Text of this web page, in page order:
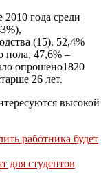
года среди
(15). 52,4%
пола, 47,6% –
опрошено1820
26 лет.
высокой
работника будет
для студентов